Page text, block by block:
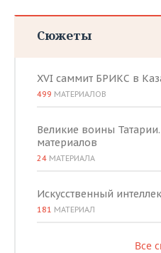
Сюжеты
XVI саммит БРИКС в
499 МАТЕРИАЛОВ
Великие воины
материалов
24 МАТЕРИАЛА
Искусственный
181 МАТЕРИАЛ
Все